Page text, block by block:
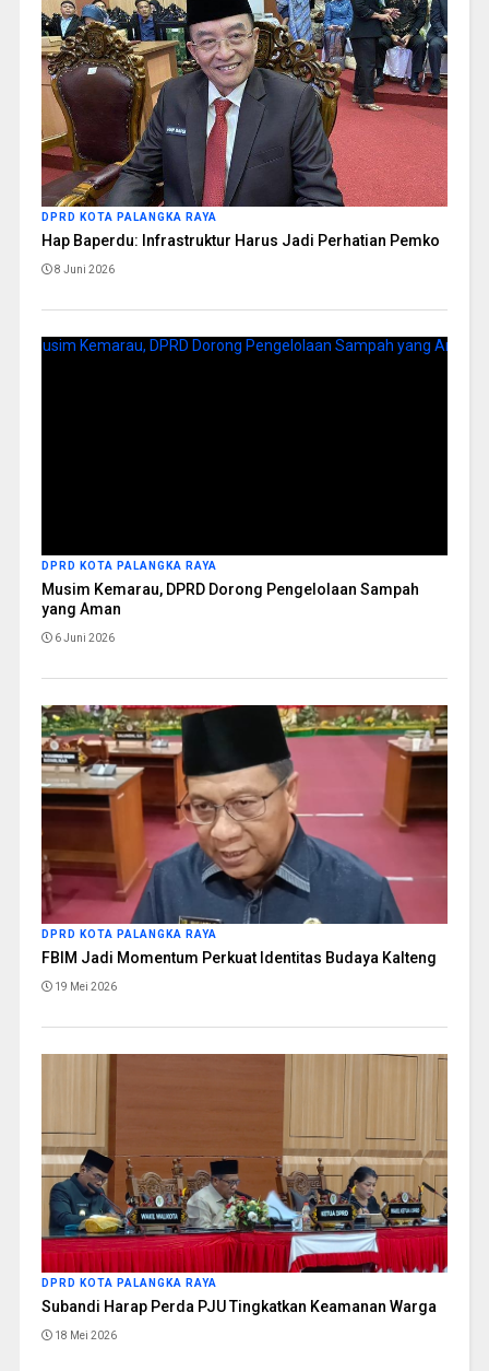
DPRD KOTA PALANGKA RAYA
Hap Baperdu: Infrastruktur Harus Jadi Perhatian Pemko
8 Juni 2026
DPRD KOTA PALANGKA RAYA
Musim Kemarau, DPRD Dorong Pengelolaan Sampah
yang Aman
6 Juni 2026
DPRD KOTA PALANGKA RAYA
FBIM Jadi Momentum Perkuat Identitas Budaya Kalteng
19 Mei 2026
DPRD KOTA PALANGKA RAYA
Subandi Harap Perda PJU Tingkatkan Keamanan Warga
18 Mei 2026